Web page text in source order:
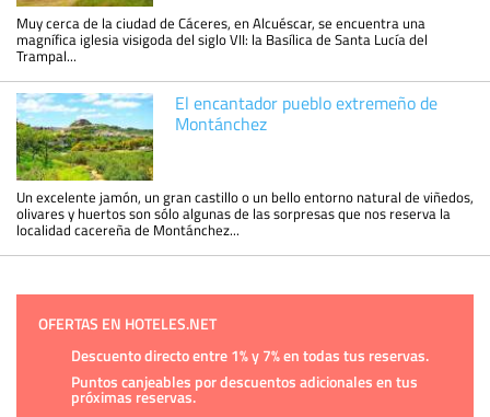
Muy cerca de la ciudad de Cáceres, en Alcuéscar, se encuentra una
magnífica iglesia visigoda del siglo VII: la Basílica de Santa Lucía del
Trampal...
El encantador pueblo extremeño de
Montánchez
Un excelente jamón, un gran castillo o un bello entorno natural de viñedos,
olivares y huertos son sólo algunas de las sorpresas que nos reserva la
localidad cacereña de Montánchez...
OFERTAS EN HOTELES.NET
Descuento directo entre 1% y 7% en todas tus reservas.
Puntos canjeables por descuentos adicionales en tus
próximas reservas.